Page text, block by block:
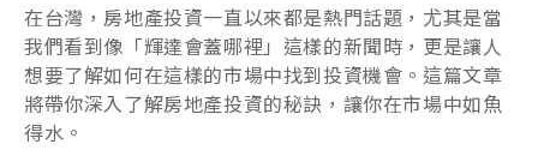
在台灣，房地產投資一直以來都是熱門話題，尤其是當
我們看到像「輝達會蓋哪裡」這樣的新聞時，更是讓人
想要了解如何在這樣的市場中找到投資機會。這篇文章
將帶你深入了解房地產投資的秘訣，讓你在市場中如魚
得水。